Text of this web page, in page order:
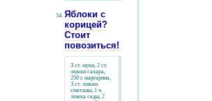
Яблоки с
корицей?
Стоит
повозиться!
З cт. муки, 2 ст.
ложки сахара,
250 г. маргарина,
З cт. ложки
сметаны, 1 ч.
ложка седы, 2